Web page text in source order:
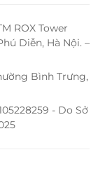
sạn
dưỡng lý
còn sở hữu hệ
nâng tầm
ẩm thực Á
ROX Tower
Diễn, Hà Nội. –
Bình Trưng,
- Do Sở